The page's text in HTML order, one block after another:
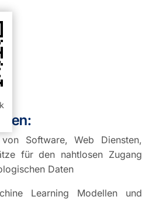
Software, Web Diensten,
für den nahtlosen Zugang
Daten
Learning Modellen und